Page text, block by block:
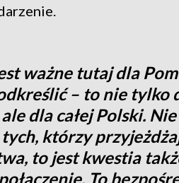
ważne tutaj dla
– to nie tylko
dla całej Polski.
którzy
to jest kwestia
To